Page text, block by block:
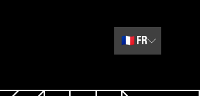
🇫🇷 FR